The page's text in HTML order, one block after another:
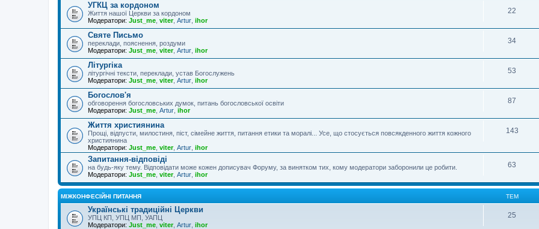
УГКЦ за кордоном
Життя нашої Церкви за кордоном
Модератори: Just_me viter, Artur ihor
22
Святе Письмо
переклади, пояснення, роздуми
Модератори: Just_me viter, Artur ihor
34
Літургіка
літургічні тексти, переклади, устав Богослужень
Модератори: Just_me viter, Artur ihor
53
Богослов'я
обговорення богословських думок, питань богословської освіти
Модератори: Just_me Artur ihor
87
Життя християнина
Прощі, відпусти, милостиня, піст, сімейне життя, питання етики та моралі... Усе, що стосується повсякденного життя кожного
християнина
Модератори: Just_me viter, Artur ihor
143
Запитання-відповіді
на будь-яку тему. Відповідати може кожен дописувач Форуму, за винятком тих, кому модератори заборонили це робити.
Модератори: Just_me viter, Artur ihor
63
МІЖКОНФЕСІЙНІ ПИТАННЯ ТЕМ
Українські традиційні Церкви
УПЦ КП, УПЦ МП, УАПЦ
Модератори: Just_me viter, Artur ihor
25